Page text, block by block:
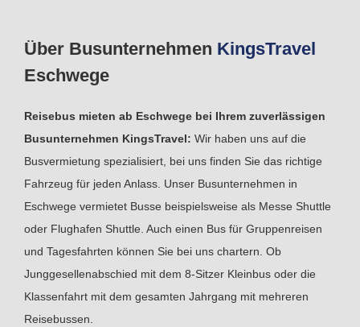
Über Busunternehmen KingsTravel
Eschwege
Reisebus mieten ab Eschwege bei Ihrem zuverlässigen
Busunternehmen KingsTravel: Wir haben uns auf die
Busvermietung spezialisiert, bei uns finden Sie das richtige
Fahrzeug für jeden Anlass. Unser Busunternehmen in
Eschwege vermietet Busse beispielsweise als Messe Shuttle
oder Flughafen Shuttle. Auch einen Bus für Gruppenreisen
und Tagesfahrten können Sie bei uns chartern. Ob
Junggesellenabschied mit dem 8-Sitzer Kleinbus oder die
Klassenfahrt mit dem gesamten Jahrgang mit mehreren
Reisebussen.